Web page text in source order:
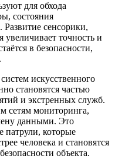
для обхода
состояния
Развитие сенсорики,
увеличивает точность и
в безопасности,
искусственного
становятся частью
и экстренных служб.
сетям мониторинга,
данными. Это
патрули, которые
человека и становятся
объекта.